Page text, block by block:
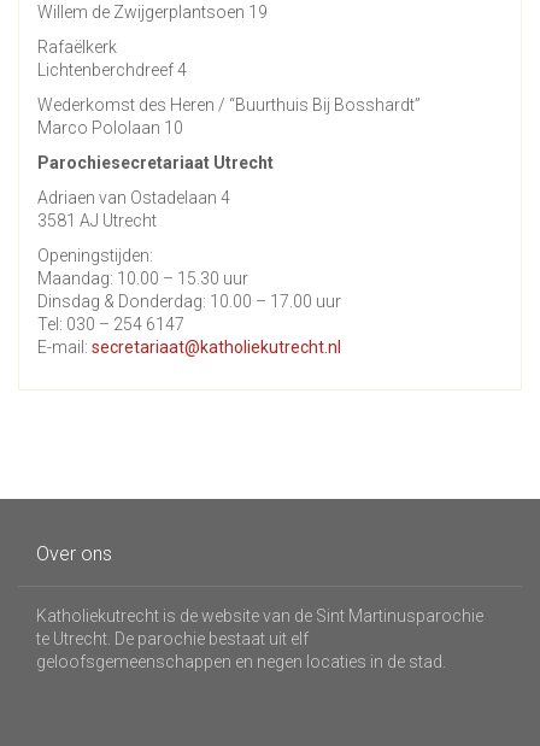
Willem de Zwijgerplantsoen 19
Rafaëlkerk
Lichtenberchdreef 4
Wederkomst des Heren / “Buurthuis Bij Bosshardt”
Marco Pololaan 10
Parochiesecretariaat Utrecht
Adriaen van Ostadelaan 4
3581 AJ Utrecht
Openingstijden:
Maandag: 10.00 – 15.30 uur
Dinsdag & Donderdag: 10.00 – 17.00 uur
Tel: 030 – 254 6147
E-mail: secretariaat@katholiekutrecht.nl
Over ons
Katholiekutrecht is de website van de Sint Martinusparochie
te Utrecht. De parochie bestaat uit elf
geloofsgemeenschappen en negen locaties in de stad.